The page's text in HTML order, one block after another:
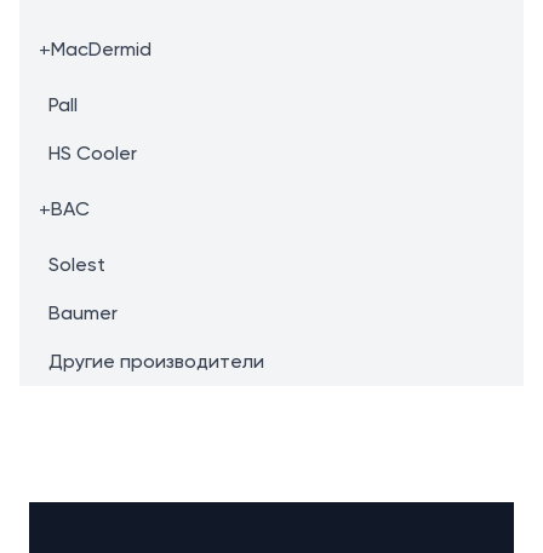
+MacDermid
Pall
HS Cooler
+BAC
Solest
Baumer
Другие производители